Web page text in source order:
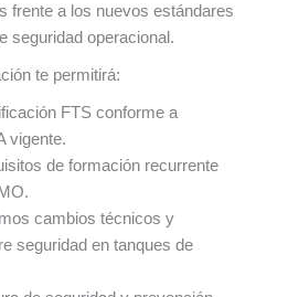
frente a los nuevos estándares
seguridad operacional.
te permitirá:
FTS conforme a
vigente.
de formación recurrente
cambios técnicos y
seguridad en tanques de